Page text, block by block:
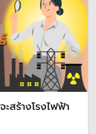
ะสร้างโรงไฟฟ้า